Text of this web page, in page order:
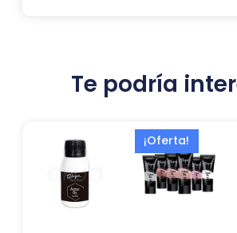
Te podría
¡Oferta!
precio
original
era:
El
precio
actual
es: